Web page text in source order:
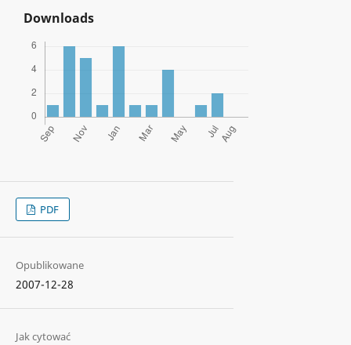
Downloads
PDF
Opublikowane
2007-12-28
Jak cytować